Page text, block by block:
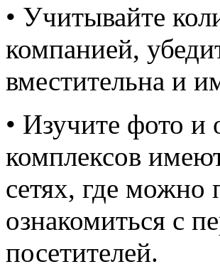
• Учитывайте
компанией,
вместительна и
• Изучите фото
комплексов
сетях, где можно
ознакомиться с
посетителей.